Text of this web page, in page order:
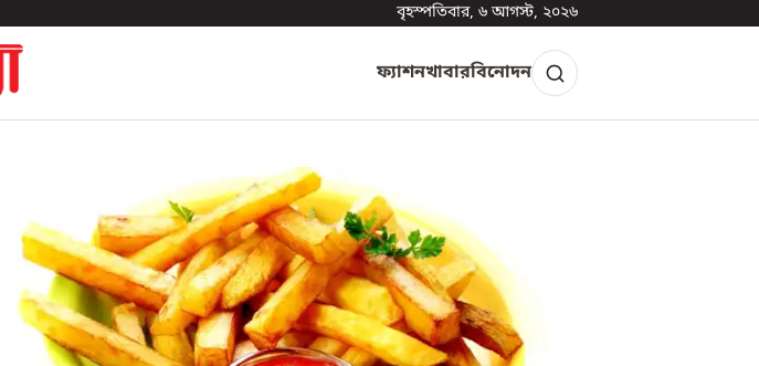
বৃহস্পতিবার, ৬ আগস্ট, ২০২৬
ফ্যাশনখাবারবিনোদন